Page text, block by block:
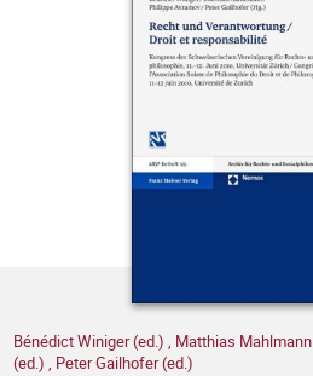
Bénédict Winiger (ed.) , Matthias
(ed.) , Peter Gailhofer (ed.)